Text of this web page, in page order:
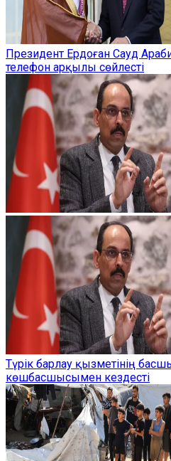
Президент Ердоған Сауд
телефон арқылы сөйлесті
Түрік барлау қызметінің
көшбасшысымен кездесті